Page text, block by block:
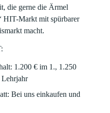
die gerne die Ärmel
HIT-Markt mit spürbarer
macht.
1.200 €im 1., 1.250
Bei uns einkaufen und